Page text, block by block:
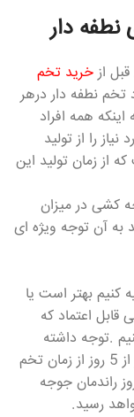
از خرید تخم
نطفه دار درهر
همه افراد
را از تولید
از زمان تولید این
کشی در میزان
به آن توجه ویژه ای
کنیم بهتر است یا
قابل اعتماد که
.توجه داشته
باشید که در زمان خرید ، تخم ها نباید بیشتر از 5 روز از زمان تخم
گذشته باشد زیرا بعد از گذشت 7 روز راندمان جوجه